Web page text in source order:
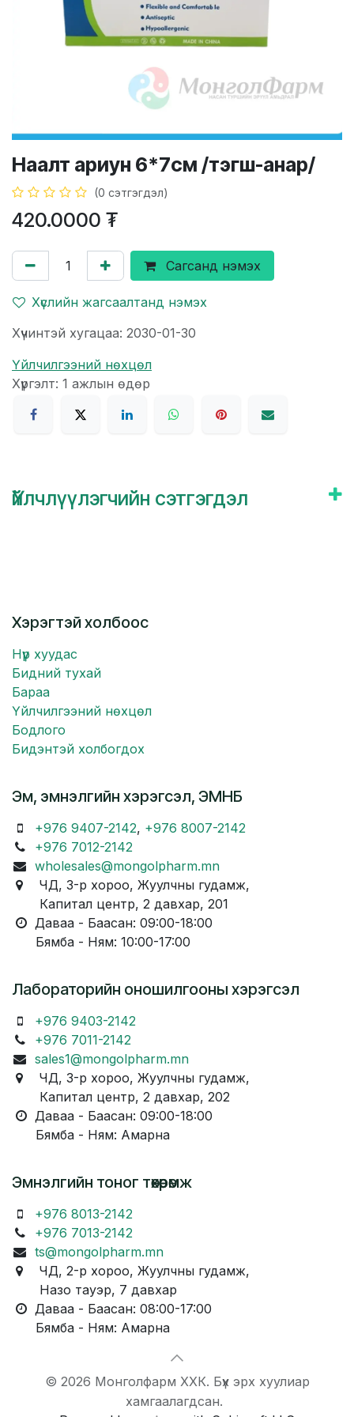
Наалт ариун 6*7см /тэгш-анар/
(0 сэтгэгдэл)
420.0000 ₮
Сагсанд нэмэх
Хүслийн жагсаалтанд нэмэх
Хүчинтэй хугацаа: 2030-01-30
Үйлчилгээний нөхцөл
Хүргэлт: 1 ажлын өдөр
Үйлчлүүлэгчийн сэтгэгдэл
Хэрэгтэй холбоос
Нүүр хуудас
Бидний тухай
Бараа
Үйлчилгээний нөхцөл
Бодлого
Бидэнтэй холбогдох
Эм, эмнэлгийн хэрэгсэл, ЭМНБ
+976 9407-2142, +976 8007-2142
+976 7012-2142
wholesales@mongolpharm.mn
ЧД, 3-р хороо, Жуулчны гудамж,
Капитал центр, 2 давхар, 201
Даваа - Баасан: 09:00-18:00
Бямба - Ням: 10:00-17:00
Лабораторийн оношилгооны хэрэгсэл
+976 9403-2142
+976 7011-2142
sales1@mongolpharm.mn
ЧД, 3-р хороо, Жуулчны гудамж,
Капитал центр, 2 давхар, 202
Даваа - Баасан: 09:00-18:00
Бямба - Ням: Амарна
Эмнэлгийн тоног төхөөрөмж
+976 8013-2142
+976 7013-2142
ts@mongolpharm.mn
ЧД, 2-р хороо, Жуулчны гудамж,
Назо тауэр, 7 давхар
Даваа - Баасан: 08:00-17:00
Бямба - Ням: Амарна
© 2026 Монголфарм ХХК. Бүх эрх хуулиар
хамгаалагдсан.